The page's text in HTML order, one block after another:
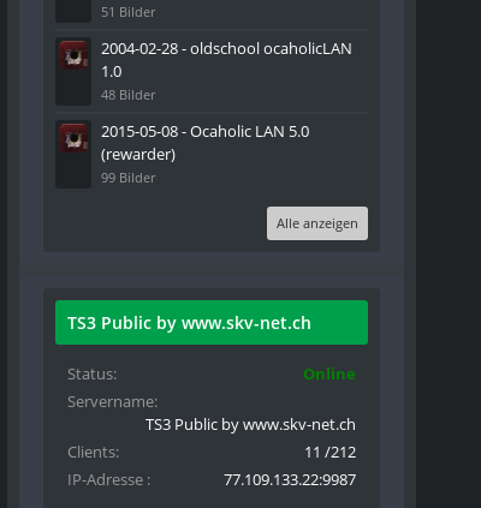
51 Bilder
2004-02-28 - oldschool ocaholicLAN
1.0
48 Bilder
2015-05-08 - Ocaholic LAN 5.0
(rewarder)
99 Bilder
Alle anzeigen
TS3 Public by www.skv-net.ch
Status
Online
Servername
TS3 Public by www.skv-net.ch
Clients
11 /212
IP-Adresse
77.109.133.22:9987